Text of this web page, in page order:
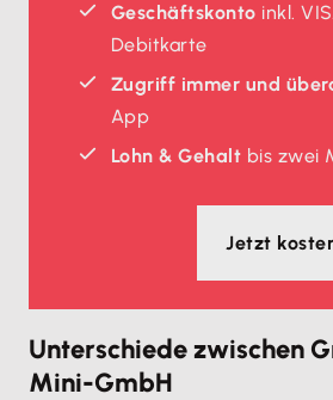
Geschäftskonto inkl.
Debitkarte
Zugriff immer und
App
Lohn & Gehalt bis zwei
Jetzt
Unterschiede zwischen
Mini-GmbH